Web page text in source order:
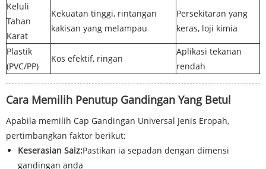
Keluli
Tahan
Karat
Kekuatan tinggi, rintangan
kakisan yang melampau
Persekitaran yang
keras, loji kimia
Plastik
(PVC/PP)
Kos efektif, ringan
Aplikasi tekanan
rendah
Cara Memilih Penutup Gandingan Yang Betul
Apabila memilih Cap Gandingan Universal Jenis Eropah,
pertimbangkan faktor berikut:
Keserasian Saiz:Pastikan ia sepadan dengan dimensi
gandingan anda